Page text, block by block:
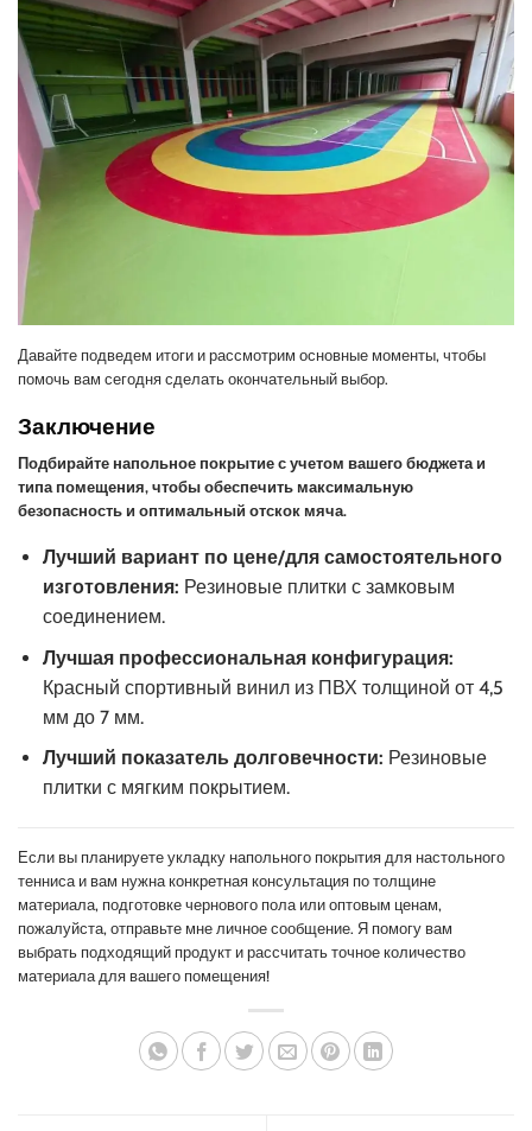
Давайте подведем итоги и рассмотрим основные моменты, чтобы
помочь вам сегодня сделать окончательный выбор.
Заключение
Подбирайте напольное покрытие с учетом вашего бюджета и
типа помещения, чтобы обеспечить максимальную
безопасность и оптимальный отскок мяча.
Лучший вариант по цене/для самостоятельного
изготовления: Резиновые плитки с замковым
соединением.
Лучшая профессиональная конфигурация:
Красный спортивный винил из ПВХ толщиной от 4,5
мм до 7 мм.
Лучший показатель долговечности: Резиновые
плитки с мягким покрытием.
Если вы планируете укладку напольного покрытия для настольного
тенниса и вам нужна конкретная консультация по толщине
материала, подготовке чернового пола или оптовым ценам,
пожалуйста, отправьте мне личное сообщение. Я помогу вам
выбрать подходящий продукт и рассчитать точное количество
материала для вашего помещения!